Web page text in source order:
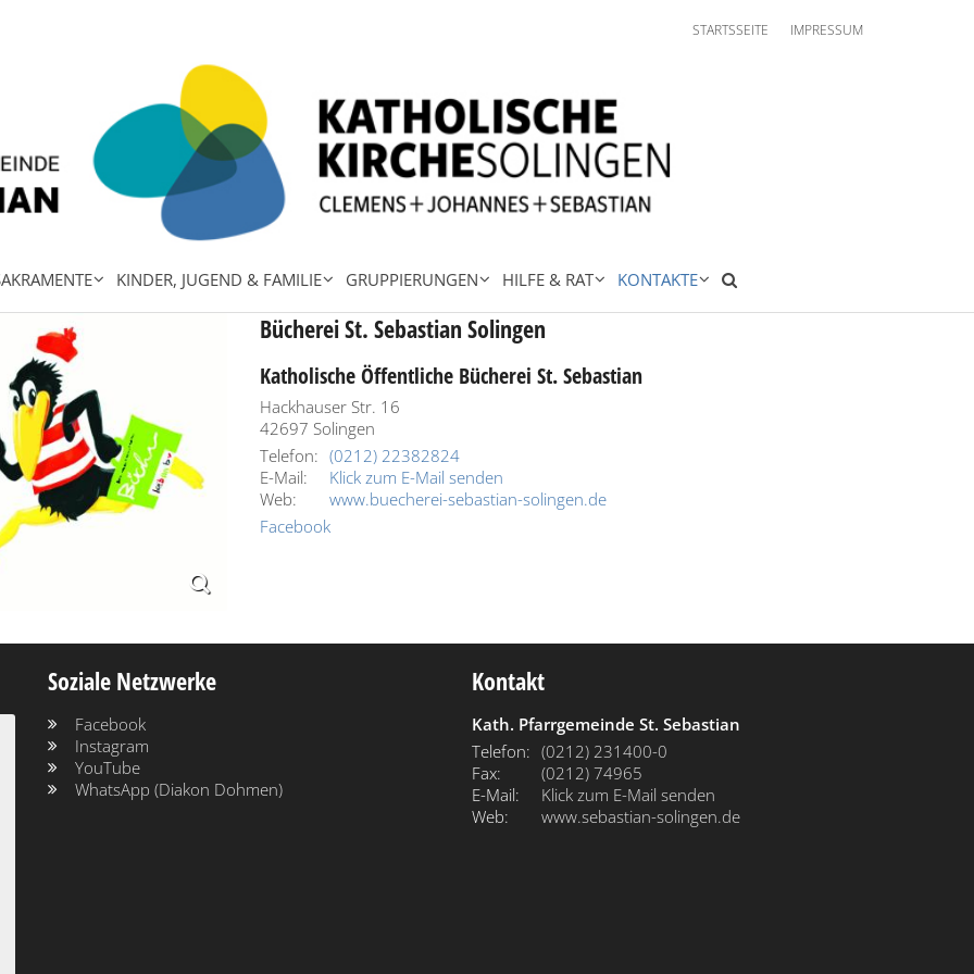
STARTSSEITE IMPRESSUM
KINDER, JUGEND & FAMILIE GRUPPIERUNGEN HILFE & RAT KONTAKTE
Bücherei St. Sebastian Solingen
Katholische Öffentliche Bücherei St. Sebastian
Hackhauser Str. 16
42697 Solingen
Telefon: (0212) 22382824
E-Mail:
Klick zum E-Mail senden
Web:
www.buecherei-sebastian-solingen.de
Facebook
Soziale Netzwerke
Facebook
Instagram
YouTube
WhatsApp (Diakon Dohmen)
Kontakt
Kath. Pfarrgemeinde St. Sebastian
Telefon: (0212) 231400-0
Fax:
(0212) 74965
E-Mail:
Klick zum E-Mail senden
Web:
www.sebastian-solingen.de